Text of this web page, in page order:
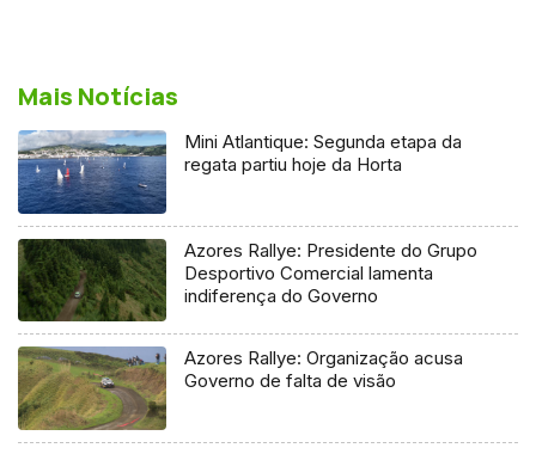
Mais Notícias
Mini Atlantique: Segunda etapa da
regata partiu hoje da Horta
Azores Rallye: Presidente do Grupo
Desportivo Comercial lamenta
indiferença do Governo
Azores Rallye: Organização acusa
Governo de falta de visão